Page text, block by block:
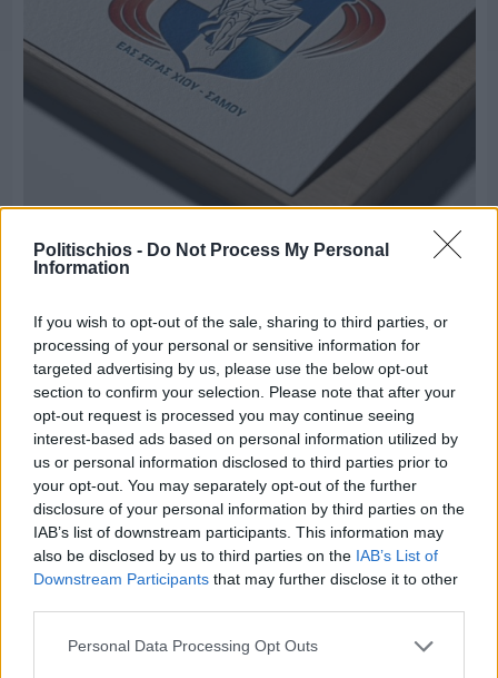
Politischios - Do Not Process My Personal
Information
If you wish to opt-out of the sale, sharing to third parties, or
processing of your personal or sensitive information for
targeted advertising by us, please use the below opt-out
section to confirm your selection. Please note that after your
opt-out request is processed you may continue seeing
interest-based ads based on personal information utilized by
us or personal information disclosed to third parties prior to
your opt-out. You may separately opt-out of the further
disclosure of your personal information by third parties on the
IAB’s list of downstream participants. This information may
also be disclosed by us to third parties on the IAB’s List of
Downstream Participants that may further disclose it to other
Personal Data Processing Opt Outs
Τρίτος στη σφαιροβολία στη διεθνή συνάντηση
Ελλάδας–Κύπρου Κ18 ο Δημήτρης Τέλλιος
Πριν 6 ημέρες